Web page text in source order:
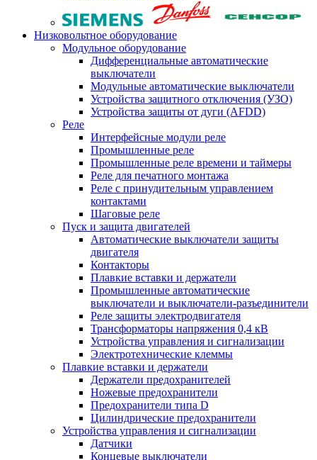
Низковольтное оборудование
Модульное оборудование
Дифференциальные автоматические
выключатели
Модульные автоматические выключатели
Устройства защитного отключения (УЗО)
Устройства защиты от дуги (AFDD)
Реле
Интерфейсные модули реле
Промышленные реле
Промышленные реле времени и таймеры
Реле для печатного монтажа
Реле с принудительным управлением
контактами
Шаговые реле
Пуск и защита двигателей
Автоматические выключатели защиты
двигателя
Контакторы
Плавкие вставки и держатели
Промышленные автоматические
выключатели и выключатели-разъединители
Реле защиты электродвигателя
Трансформаторы напряжения 0,4 кВ
Устройства управления и сигнализации
Электротехнические клеммы
Плавкие вставки и держатели
Держатели предохранителей
Ножевые предохранители
Предохранители типа D
Цилиндрические предохранители
Устройства управления и сигнализации
Датчики
Концевые выключатели